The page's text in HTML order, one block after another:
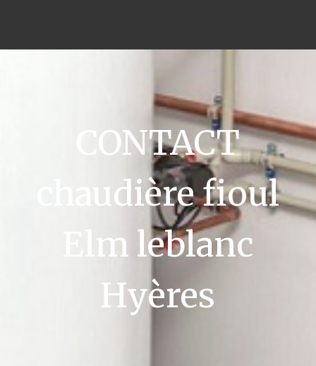
CONTACT
chaudière fioul
Elm leblanc
Hyères